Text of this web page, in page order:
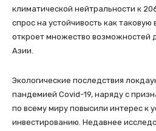
климатической нейтральности к
спрос на устойчивость как
откроет множество возможностей
Азии.
Экологические последствия
пандемией Covid-19, наряду с
по всему миру повысили интерес к
инвестированию. Недавнее